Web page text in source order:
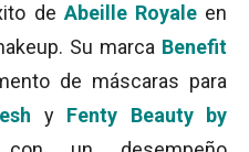
de Abeille Royaleen
Su marca Benefit
de máscaras para
yFenty Beauty by